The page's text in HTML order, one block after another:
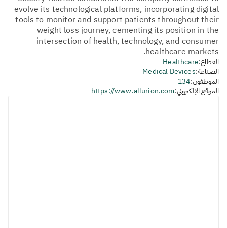
evolve its technological platforms, incorporating digital
tools to monitor and support patients throughout their
weight loss journey, cementing its position in the
intersection of health, technology, and consumer
healthcare markets.
القطاع:Healthcare
الصناعة:Medical Devices
الموظفون:134
الموقع الإلكتروني:https://www.allurion.com